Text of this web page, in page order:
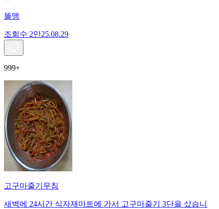
똘맹
조회수 2만25.08.29
999+
고구마줄기무침
새벽에 24시간 식자재마트에 가서 고구마줄기 3단을 샀습니